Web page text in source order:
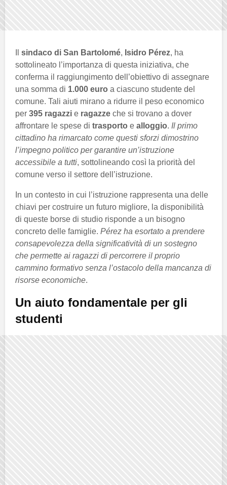
sindaco di San Bartolomé, Isidro Pérez, ha
sottolineato l’importanza di questa iniziativa, che
conferma il raggiungimento dell’obiettivo di assegnare
una somma di 1.000 euro a ciascuno studente del
comune. Tali aiuti mirano a ridurre il peso economico
per 395 ragazzi e ragazze che si trovano a dover
affrontare le spese di trasporto e alloggio. Il primo
cittadino ha rimarcato come questi sforzi dimostrino
l’impegno politico per garantire un’istruzione
accessibile a tutti, sottolineando così la priorità del
comune verso il settore dell’istruzione.
In un contesto in cui l’istruzione rappresenta una delle
chiavi per costruire un futuro migliore, la disponibilità
di queste borse di studio risponde a un bisogno
concreto delle famiglie. Pérez ha esortato a prendere
consapevolezza della significatività di un sostegno
che permette ai ragazzi di percorrere il proprio
cammino formativo senza l’ostacolo della mancanza di
risorse economiche.
Un aiuto fondamentale per gli
studenti